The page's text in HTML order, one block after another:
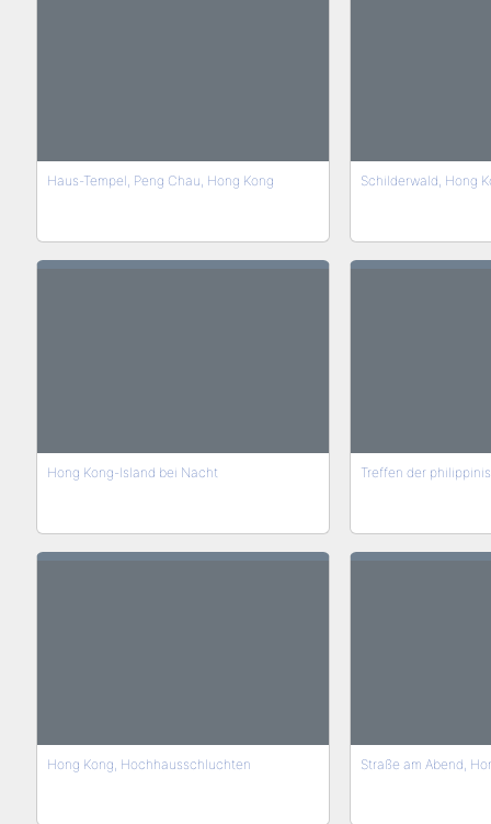
Haus-Tempel, Peng Chau, Hong Kong Schilderwald, Hong
Hong Kong-Island bei Nacht Treffen der
Hong Kong, Hochhausschluchten Straße am Abend,